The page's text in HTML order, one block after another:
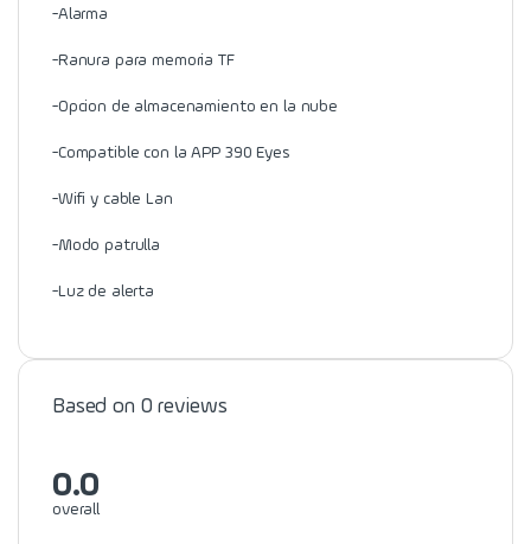
-Alarma
-Ranura para memoria TF
-Opcion de almacenamiento en la nube
-Compatible con la APP 390 Eyes
-Wifi y cable Lan
-Modo patrulla
-Luz de alerta
Based on 0 reviews
0.0
overall